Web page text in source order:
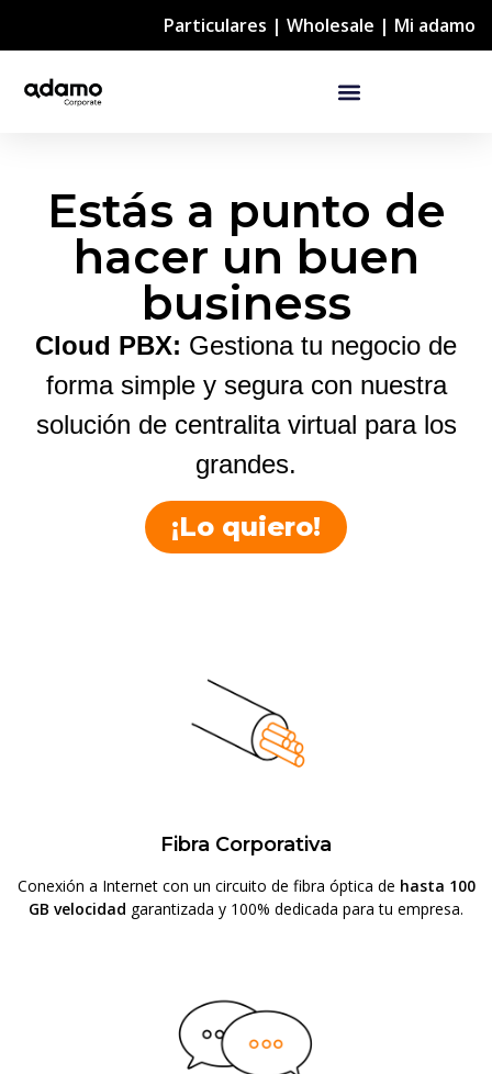
Particulares | Wholesale | Mi adamo
Estás a punto de
hacer un buen
business
Cloud PBX: Gestiona tu negocio de
forma simple y segura con nuestra
solución de centralita virtual para los
grandes.
¡Lo quiero!
Fibra Corporativa
Conexión a Internet con un circuito de fibra óptica de hasta 100
GB velocidad garantizada y 100% dedicada para tu empresa.